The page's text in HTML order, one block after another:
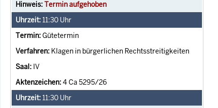
Termin aufgehoben
11:30 Uhr
Gütetermin
Klagen in bürgerlichen Rechtsstreitigkeiten
IV
4 Ca 5295/26
11:30 Uhr